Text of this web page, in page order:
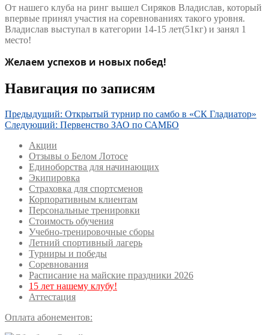
От нашего клуба на ринг вышел Сиряков Владислав, который
впервые принял участия на соревнованиях такого уровня.
Владислав выступал в категории 14-15 лет(51кг) и занял 1
место!
Желаем успехов и новых побед!
Навигация по записям
Предыдущий: Открытый турнир по самбо в «СК Гладиатор»
Следующий: Первенство ЗАО по САМБО
Акции
Отзывы о Белом Лотосе
Единоборства для начинающих
Экипировка
Страховка для спортсменов
Корпоративным клиентам
Персональные тренировки
Стоимость обучения
Учебно-тренировочные сборы
Летний спортивный лагерь
Турниры и победы
Соревнования
Расписание на майские праздники 2026
15 лет нашему клубу!
Аттестация
Оплата абонементов: